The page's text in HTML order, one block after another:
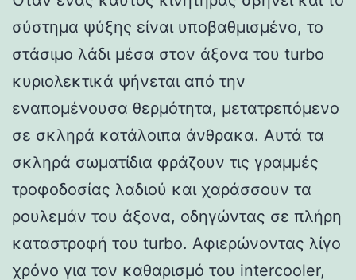
σύστημα ψύξης είναι υποβαθμισμένο, το
στάσιμο λάδι μέσα στον άξονα του turbo
κυριολεκτικά ψήνεται από την
εναπομένουσα θερμότητα, μετατρεπόμενο
σε σκληρά κατάλοιπα άνθρακα. Αυτά τα
σκληρά σωματίδια φράζουν τις γραμμές
τροφοδοσίας λαδιού και χαράσσουν τα
ρουλεμάν του άξονα, οδηγώντας σε πλήρη
καταστροφή του turbo. Αφιερώνοντας λίγο
χρόνο για τον καθαρισμό του intercooler,